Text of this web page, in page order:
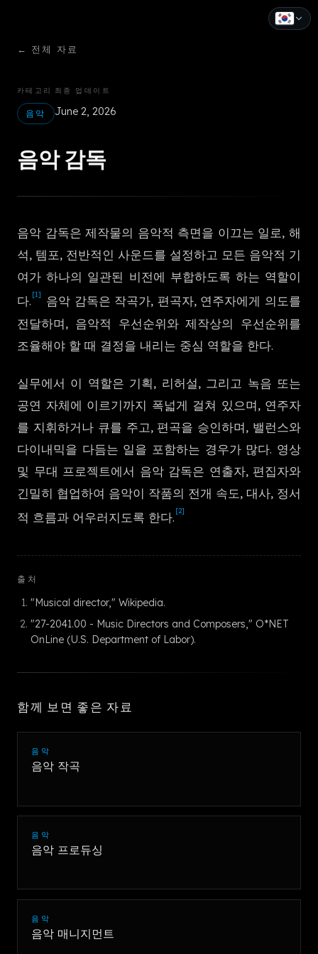
← 전체 자료
카테고리
음악
최종 업데이트
June 2, 2026
음악 감독
음악 감독은 제작물의 음악적 측면을 이끄는 일로, 해
석, 템포, 전반적인 사운드를 설정하고 모든 음악적 기
여가 하나의 일관된 비전에 부합하도록 하는 역할이
다. [1]
음악 감독은 작곡가, 편곡자, 연주자에게 의도를
전달하며, 음악적 우선순위와 제작상의 우선순위를
조율해야 할 때 결정을 내리는 중심 역할을 한다.
실무에서 이 역할은 기획, 리허설, 그리고 녹음 또는
공연 자체에 이르기까지 폭넓게 걸쳐 있으며, 연주자
를 지휘하거나 큐를 주고, 편곡을 승인하며, 밸런스와
다이내믹을 다듬는 일을 포함하는 경우가 많다. 영상
및 무대 프로젝트에서 음악 감독은 연출자, 편집자와
긴밀히 협업하여 음악이 작품의 전개 속도, 대사, 정서
적 흐름과 어우러지도록 한다. [2]
출처
"Musical director," Wikipedia.
"27-2041.00 - Music Directors and Composers," O*NET
OnLine (U.S. Department of Labor).
함께 보면 좋은 자료
음악
음악 작곡
음악
음악 프로듀싱
음악
음악 매니지먼트
Русский
日本語
한국어